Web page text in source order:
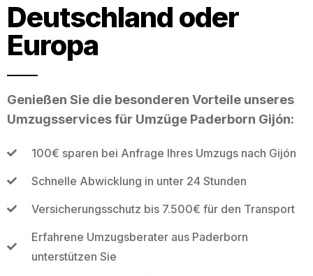
Deutschland oder
Europa
Genießen Sie die besonderen Vorteile unseres
Umzugsservices für Umzüge Paderborn Gijón:
100€ sparen bei Anfrage Ihres Umzugs nach Gijón
Schnelle Abwicklung in unter 24 Stunden
Versicherungsschutz bis 7.500€ für den Transport
Erfahrene Umzugsberater aus Paderborn
unterstützen Sie